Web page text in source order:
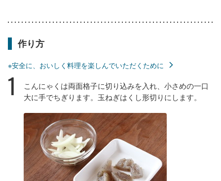
作り方
※安全に、おいしく料理を楽しんでいただくために
1
こんにゃくは両面格子に切り込みを入れ、小さめの一口
大に手でちぎります。玉ねぎはくし形切りにします。